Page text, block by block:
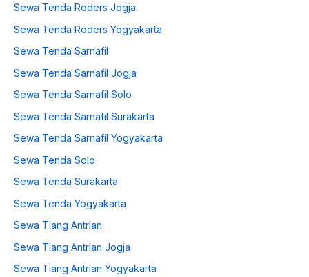
Sewa Tenda Roders Jogja
Sewa Tenda Roders Yogyakarta
Sewa Tenda Sarnafil
Sewa Tenda Sarnafil Jogja
Sewa Tenda Sarnafil Solo
Sewa Tenda Sarnafil Surakarta
Sewa Tenda Sarnafil Yogyakarta
Sewa Tenda Solo
Sewa Tenda Surakarta
Sewa Tenda Yogyakarta
Sewa Tiang Antrian
Sewa Tiang Antrian Jogja
Sewa Tiang Antrian Yogyakarta